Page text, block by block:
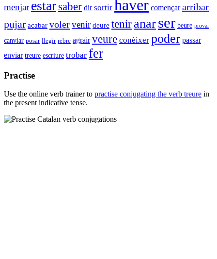
menjar estarsaber dir sortir haver començar arribar
pujar acabar volervenir deure teniranarser beure provar
canviar posar llegir rebre agrair veure conèixer poder passar
enviar treure escriure trobar fer
Practise
Use the online verb trainer to practise conjugating the verb treure in
the present indicative tense.